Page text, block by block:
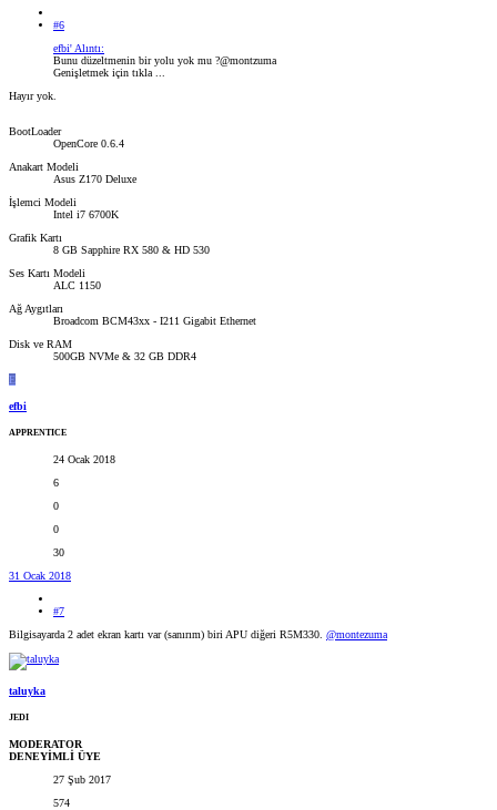
#6
efbi' Alıntı:
Bunu düzeltmenin bir yolu yok mu ?@montzuma
Genişletmek için tıkla ...
Hayır yok.
BootLoader
OpenCore 0.6.4
Anakart Modeli
Asus Z170 Deluxe
İşlemci Modeli
Intel i7 6700K
Grafik Kartı
8 GB Sapphire RX 580 & HD 530
Ses Kartı Modeli
ALC 1150
Ağ Aygıtları
Broadcom BCM43xx - I211 Gigabit Ethernet
Disk ve RAM
500GB NVMe & 32 GB DDR4
E
efbi
APPRENTICE
24 Ocak 2018
6
0
0
30
31 Ocak 2018
#7
Bilgisayarda 2 adet ekran kartı var (sanırım) biri APU diğeri R5M330. @montezuma
taluyka
JEDI
MODERATOR
DENEYİMLİ ÜYE
27 Şub 2017
574